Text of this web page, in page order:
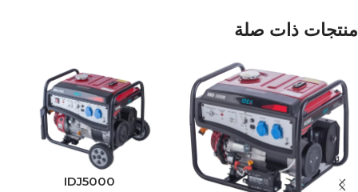
منتجات ذات صلة
IDJ5000